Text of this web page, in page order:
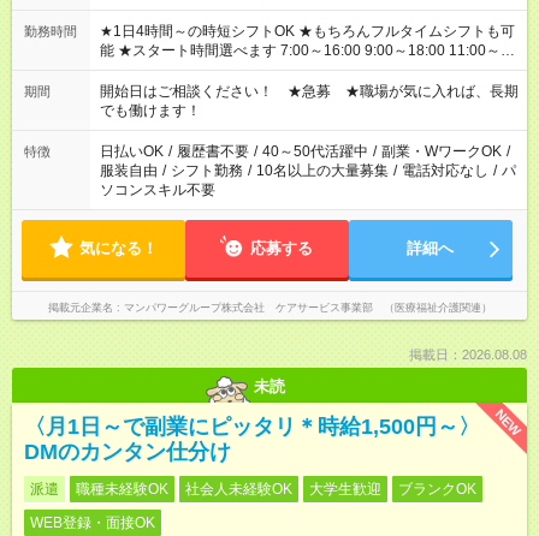
勤務時間
★1日4時間～の時短シフトOK ★もちろんフルタイムシフトも可
能 ★スタート時間選べます 7:00～16:00 9:00～18:00 11:00～
20:00 など 残業なし！ ※Wワークの場合、他のお仕事と合わせ
週40時間超の就業はご案内できません ※法令に基づき、週20時
間以上勤務は社会保険への加入対象となります ※労働者派遣法
（日雇い派遣の原則禁止）により、短時間・短期間の就業はご
案内が難しい場合があります
期間
開始日はご相談ください！ ★急募 ★職場が気に入れば、長期
でも働けます！
特徴 日払いOK / 履歴書不要 / 40～50代活躍中 / 副業・WワークOK /
服装自由 / シフト勤務 / 10名以上の大量募集 / 電話対応なし / パ
ソコンスキル不要
気になる！ 応募する 詳細へ
掲載元企業名 マンパワーグループ株式会社 ケアサービス事業部 （医療福祉介護関連）
掲載日：2026.08.08
未読
NEW
〈月1日～で副業にピッタリ＊時給1,500円～〉
DMのカンタン仕分け
派遣 職種未経験OK 社会人未経験OK 大学生歓迎
ブランクOK
WEB登録・面接OK